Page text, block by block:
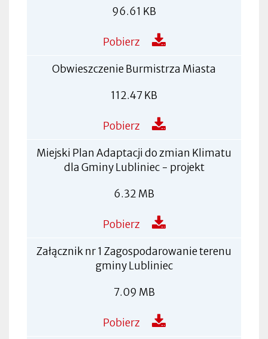
96.61 KB
Pobierz
Obwieszczenie Burmistrza Miasta
112.47 KB
Pobierz
Miejski Plan Adaptacji do zmian Klimatu
dla Gminy Lubliniec - projekt
6.32 MB
Pobierz
Załącznik nr 1 Zagospodarowanie terenu
gminy Lubliniec
7.09 MB
Pobierz